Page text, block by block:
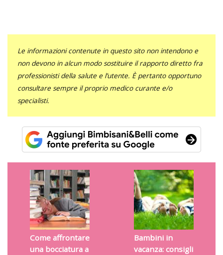
Le informazioni contenute in questo sito non intendono e
non devono in alcun modo sostituire il rapporto diretto fra
professionisti della salute e l’utente. È pertanto opportuno
consultare sempre il proprio medico curante e/o
specialisti.
Come affrontare
una bocciatura a
Bambini in
vacanza: consigli